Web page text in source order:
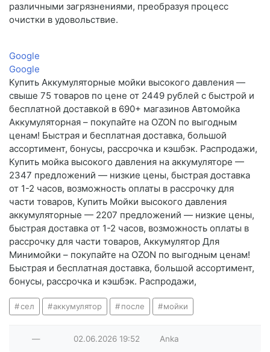
различными загрязнениями, преобразуя процесс
очистки в удовольствие.
Google
Google
Купить Аккумуляторные мойки высокого давления —
свыше 75 товаров по цене от 2449 рублей с быстрой и
бесплатной доставкой в 690+ магазинов Автомойка
Аккумуляторная – покупайте на OZON по выгодным
ценам! Быстрая и бесплатная доставка, большой
ассортимент, бонусы, рассрочка и кэшбэк. Распродажи,
Купить мойка высокого давления на аккумуляторе —
2347 предложений — низкие цены, быстрая доставка
от 1-2 часов, возможность оплаты в рассрочку для
части товаров, Купить Мойки высокого давления
аккумуляторные — 2207 предложений — низкие цены,
быстрая доставка от 1-2 часов, возможность оплаты в
рассрочку для части товаров, Аккумулятор Для
Минимойки – покупайте на OZON по выгодным ценам!
Быстрая и бесплатная доставка, большой ассортимент,
бонусы, рассрочка и кэшбэк. Распродажи,
сел аккумулятор после мойки
— 02.06.2026 19:52 Anka